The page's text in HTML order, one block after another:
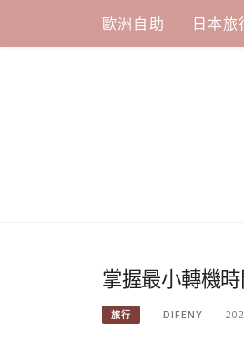
content
歐洲自助 日本旅
掌握最小轉機
旅行 DIFENY